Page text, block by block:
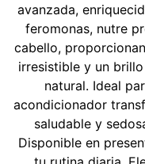
avanzada,
feromonas, nutre
cabello,
irresistible y un
natural. Ideal
acondicionador
saludable y
Disponible en